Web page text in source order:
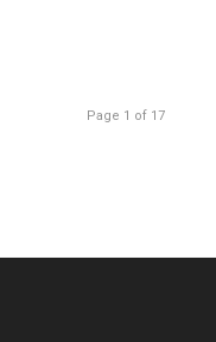
Page 1 of 17